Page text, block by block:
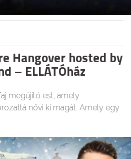
Hangover hosted by
– ELLÁTÓház
megújító est, amely
növi ki magát. Amely egy